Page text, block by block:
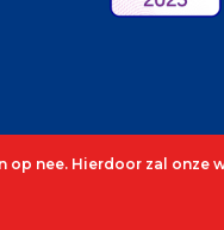
nee. Hierdoor zal onze